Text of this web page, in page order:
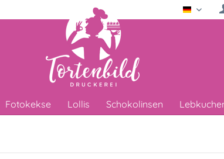
Fotokekse Lollis Schokolinsen